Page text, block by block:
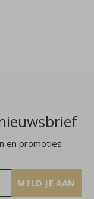
en promoties
MELD JE AAN